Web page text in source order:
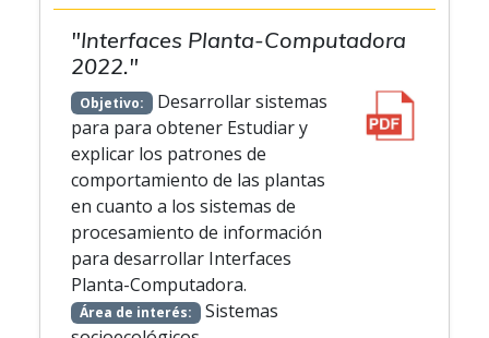
"Interfaces Planta-Computadora
2022."
Objetivo: Desarrollar sistemas
para para obtener Estudiar y
explicar los patrones de
comportamiento de las plantas
en cuanto a los sistemas de
procesamiento de información
para desarrollar Interfaces
Planta-Computadora.
Área de interés: Sistemas